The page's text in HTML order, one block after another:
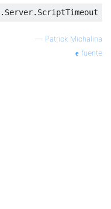
. Server. ScriptTimeout
— Patrick Michalina
fuente